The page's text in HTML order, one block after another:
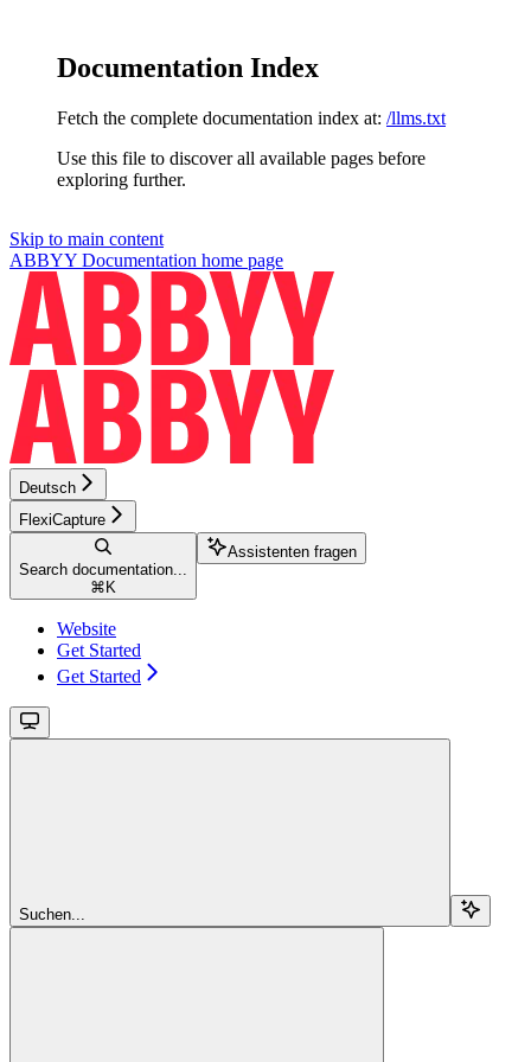
Documentation Index
Fetch the complete documentation index at: /llms.txt
Use this file to discover all available pages before
exploring further.
Skip to main content
ABBYY Documentation home page
Deutsch
FlexiCapture
Search documentation...
⌘ K
Assistenten fragen
Website
Get Started
Get Started
Suchen...